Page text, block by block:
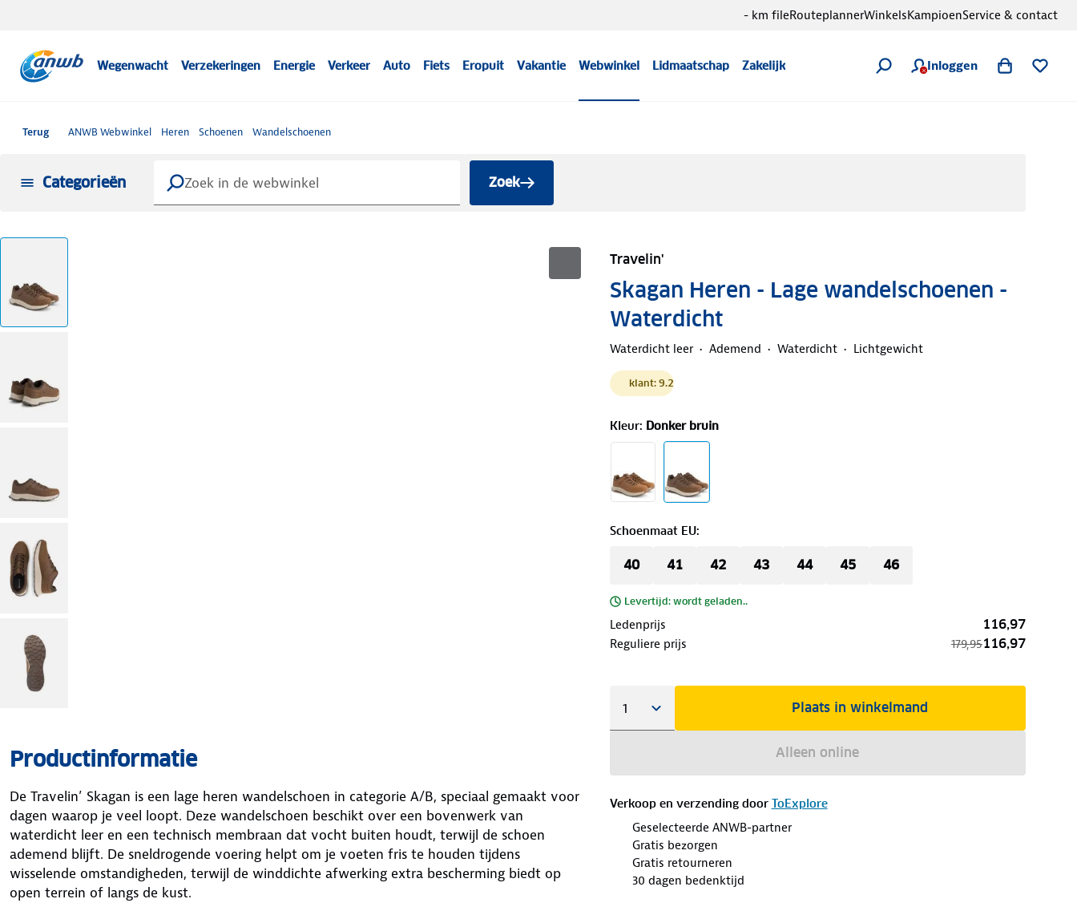
Wegenwacht Verzekeringen Energie Verkeer Auto Fiets Eropuit Vakantie Webwinkel Lidmaatschap Zakelijk Inloggen
- km fileRouteplannerWinkelsKampioenService & contact
Terug ANWB Webwinkel Heren Schoenen Wandelschoenen
Categorieën Zoek
Travelin'
Skagan Heren - Lage wandelschoenen -
Waterdicht
Waterdicht leer Ademend Waterdicht Lichtgewicht
klant: 9.2
Kleur: Donker bruin
Schoenmaat EU:
40 41 42 43 44 45 46
Levertijd: wordt geladen..
Ledenprijs 116,97
Reguliere prijs 179,95116,97
Plaats in winkelmand
Alleen online
Verkoop en verzending door ToExplore
Geselecteerde ANWB-partner
Gratis bezorgen
Gratis retourneren
30 dagen bedenktijd
Productinformatie
De Travelin’ Skagan is een lage heren wandelschoen in categorie A/B, speciaal gemaakt voor
dagen waarop je veel loopt. Deze wandelschoen beschikt over een bovenwerk van
waterdicht leer en een technisch membraan dat vocht buiten houdt, terwijl de schoen
ademend blijft. De sneldrogende voering helpt om je voeten fris te houden tijdens
wisselende omstandigheden, terwijl de winddichte afwerking extra bescherming biedt op
open terrein of langs de kust.